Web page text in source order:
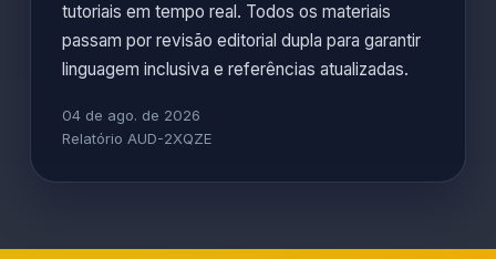
tutoriais em tempo real. Todos os materiais
passam por revisão editorial dupla para garantir
linguagem inclusiva e referências atualizadas.
04 de ago. de 2026
Relatório AUD-2XQZE